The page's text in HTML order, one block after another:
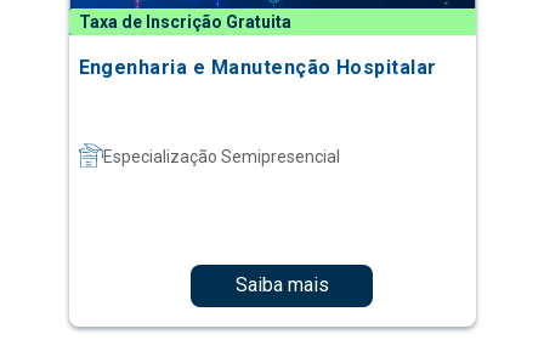
Taxa de Inscrição Gratuita
Engenharia e Manutenção Hospitalar
Especialização Semipresencial
Saiba mais